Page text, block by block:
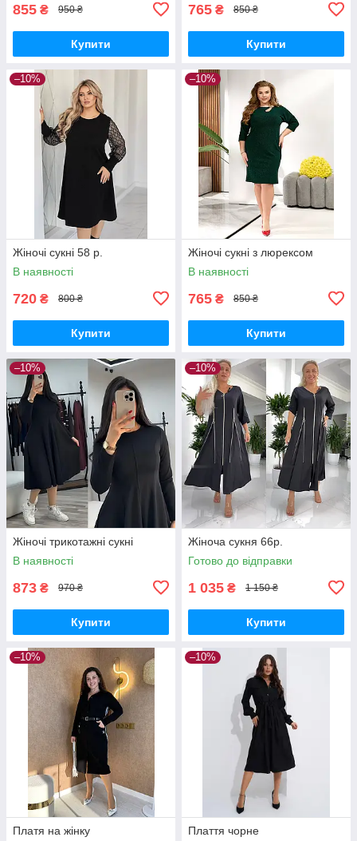
855 ₴ 950 ₴
Купити
765 ₴ 850 ₴
Купити
–10%
Жіночі сукні 58 р.
В наявності
720 ₴ 800 ₴
Купити
–10%
Жіночі сукні з люрексом
В наявності
765 ₴ 850 ₴
Купити
–10%
Жіночі трикотажні сукні
В наявності
873 ₴ 970 ₴
Купити
–10%
Жіноча сукня 66р.
Готово до відправки
1 035 ₴ 1 150 ₴
Купити
–10%
Платя на жінку
–10%
Плаття чорне